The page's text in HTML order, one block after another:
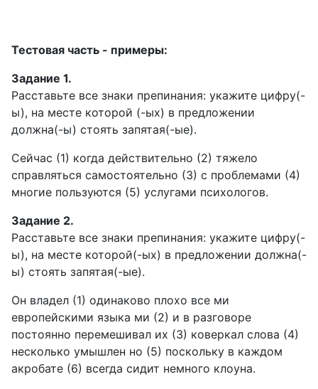
Тестовая часть - примеры:
Задание 1.
Расставьте все знаки препинания: укажите цифру(-
ы), на месте которой (-ых) в предложении
должна(-ы) стоять запятая(-ые).
Сейчас (1) когда действительно (2) тяжело
справляться самостоятельно (3) с проблемами (4)
многие пользуются (5) услугами психологов.
Задание 2.
Расставьте все знаки препинания: укажите цифру(-
ы), на месте которой(-ых) в предложении должна(-
ы) стоять запятая(-ые).
Он владел (1) одинаково плохо все ми
европейскими языка ми (2) и в разговоре
постоянно перемешивал их (3) коверкал слова (4)
несколько умышлен но (5) поскольку в каждом
акробате (6) всегда сидит немного клоуна.